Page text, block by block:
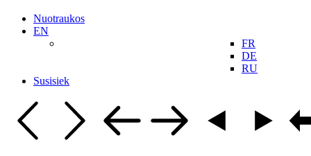
Nuotraukos
EN
FR
DE
RU
Susisiek